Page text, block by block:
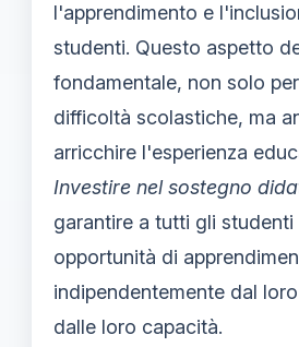
l'apprendimento e
studenti. Questo aspetto
fondamentale, non solo
difficoltà scolastiche, ma
arricchire l'esperienza
Investire nel sostegno
garantire a tutti gli studenti
opportunità di
indipendentemente dal
dalle loro capacità.